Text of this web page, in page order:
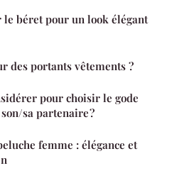
le béret pour un look élégant
des portants vêtements ?
pour choisir le gode
sa partenaire ?
femme : élégance et